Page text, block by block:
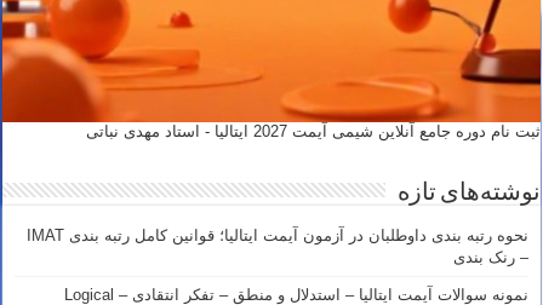
ثبت نام دوره جامع آنلاین شیمی آیمت 2027 ایتالیا - استاد مهدی نباتی
نوشته‌های تازه
نحوه رتبه بندی داوطلبان در آزمون آیمت ایتالیا؛ قوانین کامل رتبه بندی IMAT
– رنک بندی
نمونه سوالات آیمت ایتالیا – استدلال و منطق – تفکر انتقادی – Logical